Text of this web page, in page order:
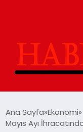
Ana Sayfa Ekonomi
Mayıs Ayı